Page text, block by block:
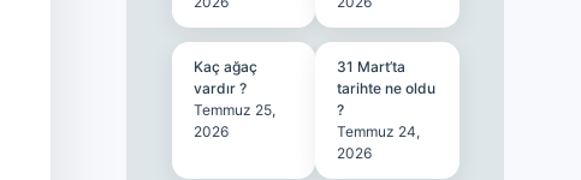
Kaç ağaç
vardır ?
Temmuz 25,
2026
31 Mart’ta
tarihte ne oldu
?
Temmuz 24,
2026